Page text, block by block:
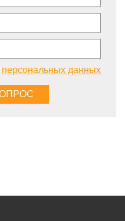
персональных данных